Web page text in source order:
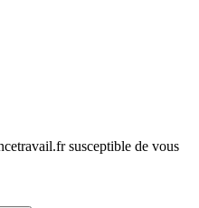
susceptible de vous